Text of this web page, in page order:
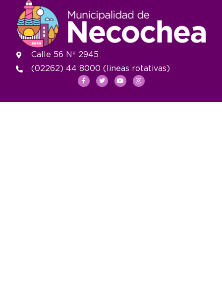
Calle 56 Nº 2945
(02262) 44 8000 (lineas rotativas)